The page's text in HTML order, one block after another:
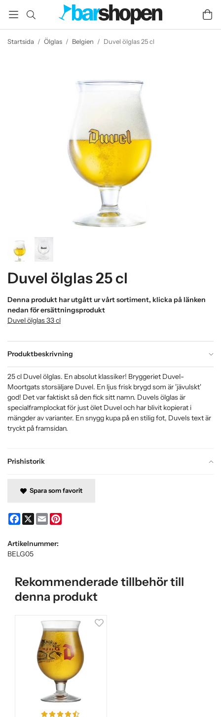
Startsida / Ölglas / Belgien / Duvel ölglas 25 cl
Duvel ölglas 25 cl
Denna produkt har utgått ur vårt sortiment, klicka på länken
nedan för ersättningsprodukt
Duvel ölglas 33 cl
Produktbeskrivning
Prishistorik
25 cl Duvel ölglas. En absolut klassiker! Bryggeriet Duvel-
Moortgats storsäljare Duvel. En ljus frisk brygd som är 'jävulskt'
god! Det var faktiskt så den fick sitt namn. Duvels ölglas är
specialframplockat för just ölet Duvel och har blivit kopierat i
mängder av varianter. En snygg kupa på en stilig fot, Duvels text är
tryckt på framsidan.
Spara som favorit
Facebook
X Email
Artikelnummer:
BELG05
Rekommenderade tillbehör till
denna produkt